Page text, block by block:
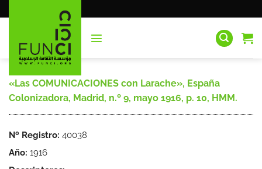
al
«Las COMUNICACIONES con Larache», España
Colonizadora, Madrid, n.º 9, mayo 1916, p. 10, HMM.
Nº Registro: 40038
Año: 1916